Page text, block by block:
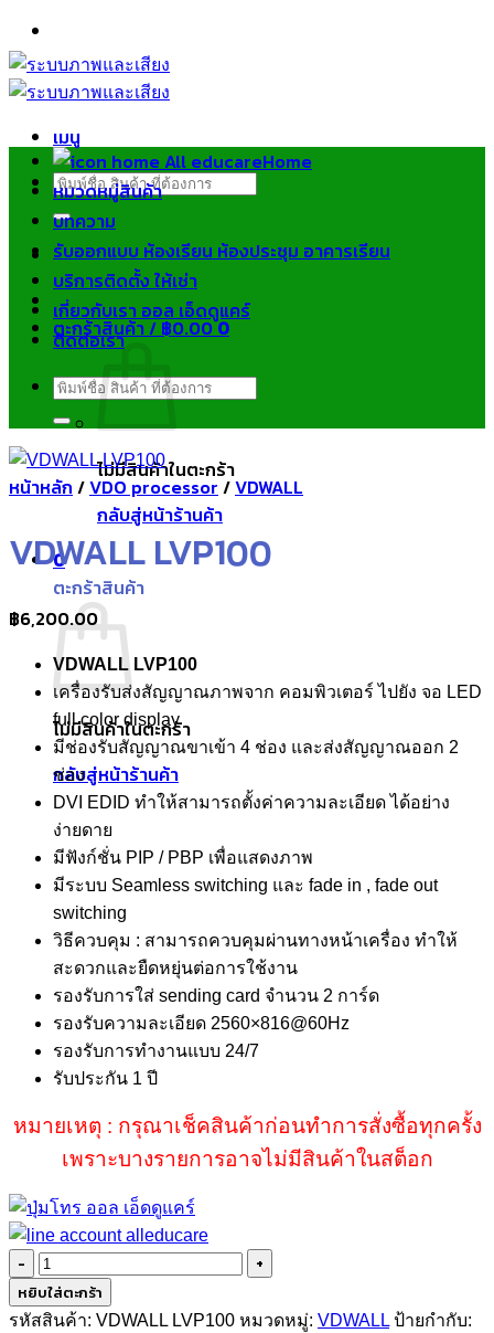
ข้าม
ไป
ยัง
เมนู
ค้นหา:
ตะกร้าสินค้า /฿0.000
ไม่มีสินค้าในตะกร้า
กลับสู่หน้าร้านค้า
0
ตะกร้าสินค้า
ไม่มีสินค้าในตะกร้า
กลับสู่หน้าร้านค้า
Home
หมวดหมู่สินค้า
บทความ
รับออกแบบ ห้องเรียน ห้องประชุม อาคารเรียน
บริการติดตั้ง ให้เช่า
เกี่ยวกับเรา ออล เอ็ดดูแคร์
ติดต่อเรา
ค้นหา:
หน้าหลัก /VDO processor /VDWALL
VDWALL LVP100
฿6,200.00
VDWALL LVP100
เครื่องรับส่งสัญญาณภาพจาก คอมพิวเตอร์ ไปยัง จอ LED
full color display
มีช่องรับสัญญาณขาเข้า 4 ช่อง และส่งสัญญาณออก 2
ช่อง
DVI EDID ทำให้สามารถตั้งค่าความละเอียด ได้อย่าง
ง่ายดาย
มีฟังก์ชั่น PIP / PBP เพื่อแสดงภาพ
มีระบบ Seamless switching และ fade in , fade out
switching
วิธีควบคุม : สามารถควบคุมผ่านทางหน้าเครื่อง ทำให้
สะดวกและยืดหยุ่นต่อการใช้งาน
รองรับการใส่ sending card จำนวน 2 การ์ด
รองรับความละเอียด 2560×816@60Hz
รองรับการทำงานแบบ 24/7
รับประกัน 1 ปี
หมายเหตุ : กรุณาเช็คสินค้าก่อนทำการสั่งซื้อทุกครั้ง
เพราะบางรายการอาจไม่มีสินค้าในสต็อก
จำนวน
VDWALL
LVP100
หยิบใส่ตะกร้า
รหัสสินค้า: VDWALL LVP100 หมวดหมู่: VDWALL ป้ายกำกับ: